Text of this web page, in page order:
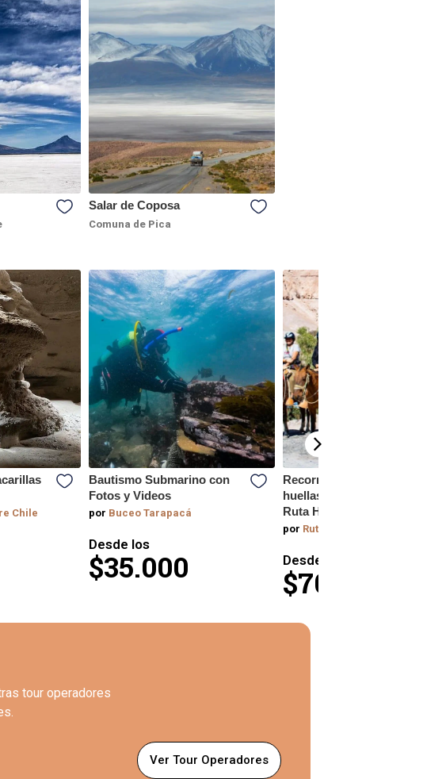
Salar de Coposa
Comuna de Pica
Chile
Bautismo Submarino con
Fotos y Videos
por Buceo Tarapacá
Desde los
$35.000
Recorre a caballo las
huellas ancestrales con
Ruta Huasquiña
por Ruta Husquiña
Desde los
$70.000
tour operadores
Ver Tour Operadores